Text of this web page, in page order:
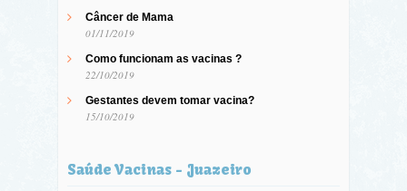
Câncer de Mama
01/11/2019
Como funcionam as vacinas ?
22/10/2019
Gestantes devem tomar vacina?
15/10/2019
Saúde Vacinas - Juazeiro